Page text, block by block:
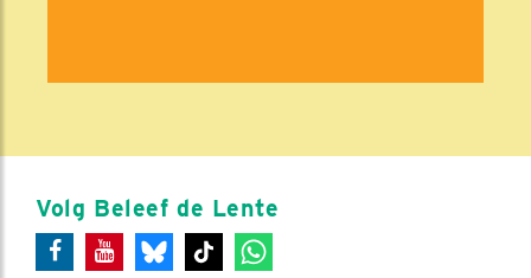
Volg Beleef de Lente